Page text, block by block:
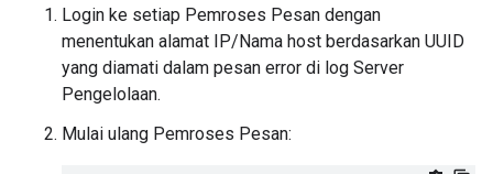
Login ke setiap Pemroses Pesan dengan
menentukan alamat IP/Nama host berdasarkan UUID
yang diamati dalam pesan error di log Server
Pengelolaan.
Mulai ulang Pemroses Pesan: